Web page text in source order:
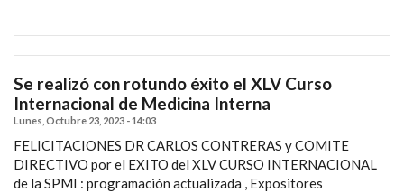
Se realizó con rotundo éxito el XLV Curso
Internacional de Medicina Interna
Lunes, Octubre 23, 2023 - 14:03
FELICITACIONES DR CARLOS CONTRERAS y COMITE
DIRECTIVO por el EXITO del XLV CURSO INTERNACIONAL
de la SPMI : programación actualizada , Expositores